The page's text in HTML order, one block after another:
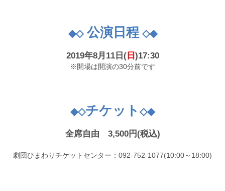
◆◇公演日程 ◇◆
2019年8月11日(日)17:30
※開場は開演の30分前です
◆◇チケット ◇◆
全席自由 3,500円(税込)
劇団ひまわりチケットセンター：092-752-1077(10:00～18:00)